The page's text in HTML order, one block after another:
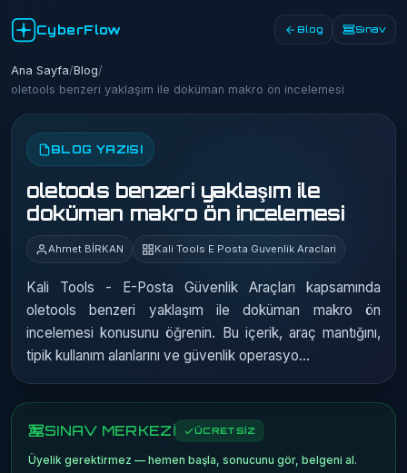
CyberFlow Blog Sınav
Ana Sayfa/Blog/
oletools benzeri yaklaşım ile doküman makro ön incelemesi
BLOG YAZISI
oletools benzeri yaklaşım ile
doküman makro ön incelemesi
Ahmet BİRKAN Kali Tools E Posta Guvenlik Araclari
Kali Tools - E-Posta Güvenlik Araçları kapsamında
oletools benzeri yaklaşım ile doküman makro ön
incelemesi konusunu öğrenin. Bu içerik, araç mantığını,
tipik kullanım alanlarını ve güvenlik operasyo…
SINAV MERKEZİ ÜCRETSİZ
Üyelik gerektirmez — hemen başla, sonucunu gör, belgeni al.